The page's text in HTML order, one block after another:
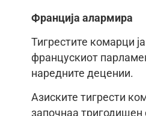
Франција алармира
Тигрестите комарци
францускиот
наредните децении.
Азиските тигрести
започнаа тригодишен